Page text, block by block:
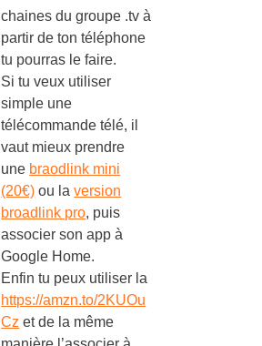
chaines du groupe .tv à
partir de ton téléphone
tu pourras le faire.
Si tu veux utiliser
simple une
télécommande télé, il
vaut mieux prendre
une braodlink mini
(20€) ou laversion
broadlink pro, puis
associer son app à
Google Home.
Enfin tu peux utiliser la
https://amzn.to/2KUOu
Cz et de la même